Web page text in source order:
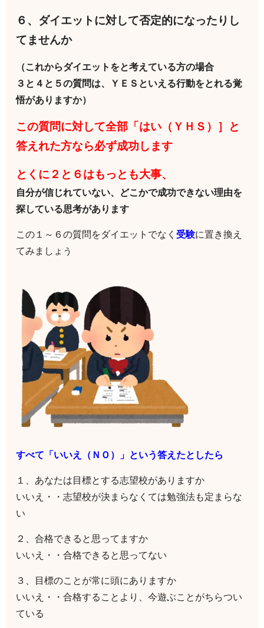
６、ダイエットに対して否定的になったりし
てませんか
（これからダイエットをと考えている方の場合
３と４と５の質問は、ＹＥＳといえる行動をとれる覚
悟がありますか）
この質問に対して全部「はい（ＹＨＳ）］と
答えれた方なら必ず成功します
とくに２と６はもっとも大事、
自分が信じれていない、どこかで成功できない理由を
探している思考があります
この１～６の質問をダイエットでなく 受験に置き換え
てみましょ う
すべて「いいえ（ＮＯ）」という答えたとしたら
１、あなたは目標とする志望校がありますか
いいえ・・志望校が決まらなくては勉強法も定まらな
い
２、合格できると思ってますか
いいえ・・合格できると思ってない
３、目標のことが常に頭にありますか
いいえ・・合格することより、今遊ぶことがちらつい
ている